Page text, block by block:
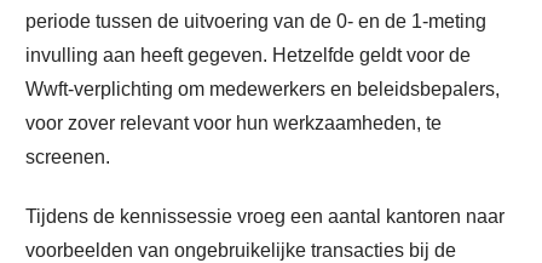
periode tussen de uitvoering van de 0- en de 1-meting
invulling aan heeft gegeven. Hetzelfde geldt voor de
Wwft-verplichting om medewerkers en beleidsbepalers,
voor zover relevant voor hun werkzaamheden, te
screenen.
Tijdens de kennissessie vroeg een aantal kantoren naar
voorbeelden van ongebruikelijke transacties bij de